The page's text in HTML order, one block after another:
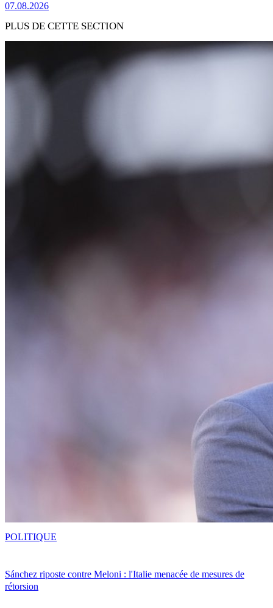
07.08.2026
PLUS DE CETTE SECTION
Sánchez riposte contre Meloni : l'Italie menacée de mesures de
rétorsion
POLITIQUE